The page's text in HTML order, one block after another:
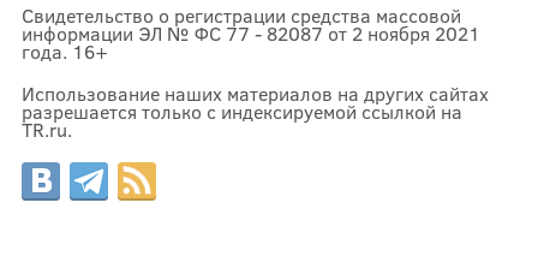
Свидетельство о регистрации средства массовой
информации ЭЛ № ФС 77 - 82087 от 2 ноября 2021
года. 16+
Использование наших материалов на других сайтах
разрешается только с индексируемой ссылкой на
TR.ru.